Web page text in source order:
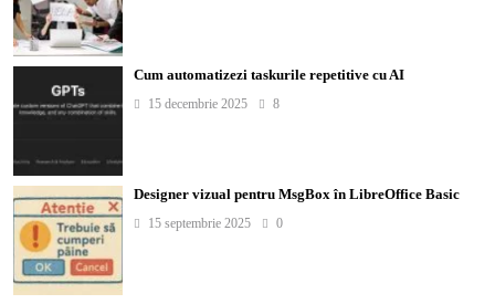
Cum automatizezi taskurile repetitive cu AI
15 decembrie 2025 8
Designer vizual pentru MsgBox în LibreOffice Basic
15 septembrie 2025 0